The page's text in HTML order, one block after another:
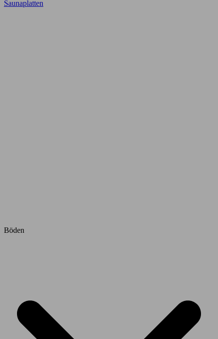
Saunaplatten
Böden